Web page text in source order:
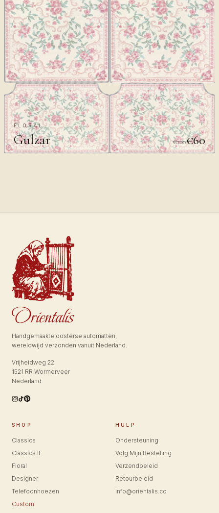
FLORAL
Gulzar €100€60
Handgemaakte oosterse automatten,
wereldwijd verzonden vanuit Nederland.
Vrijheidweg 22
1521 RR Wormerveer
Nederland
SHOP
Classics
Classics II
Floral
Designer
Telefoonhoezen
Custom
HULP
Ondersteuning
Volg Mijn Bestelling
Verzendbeleid
Retourbeleid
info@orientalis.co